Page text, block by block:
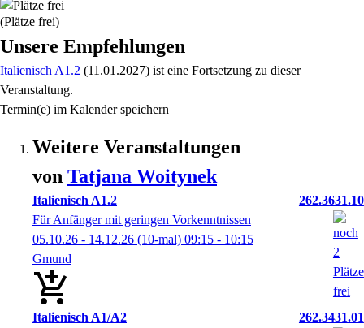
(Plätze frei)
Unsere Empfehlungen
Italienisch A1.2 (11.01.2027) ist eine Fortsetzung zu dieser
Veranstaltung.
Termin(e) im Kalender speichern
Weitere Veranstaltungen
von Tatjana Woitynek
Italienisch A1.2
262.3631.10
Für Anfänger mit geringen Vorkenntnissen
05.10.26 - 14.12.26 (10-mal) 09:15 - 10:15
Gmund
Italienisch A1/A2
262.3431.01